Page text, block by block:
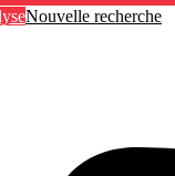
Nouvelle recherche